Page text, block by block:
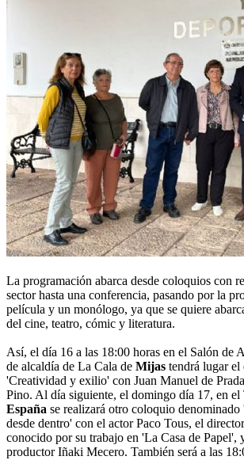
La programación abarca desde coloquios con
sector hasta una conferencia, pasando por la
película y un monólogo, ya que se quiere
del cine, teatro, cómic y literatura.
Así, el día 16 a las 18:00 horas en el Salón de
de alcaldía de La Cala de Mijas tendrá lugar
'Creatividad y exilio' con Juan Manuel de
Pino. Al día siguiente, el domingo día 17, en el
España se realizará otro coloquio
desde dentro' con el actor Paco Tous, el
conocido por su trabajo en 'La Casa de Papel',
productor Iñaki Mecero. También será a las